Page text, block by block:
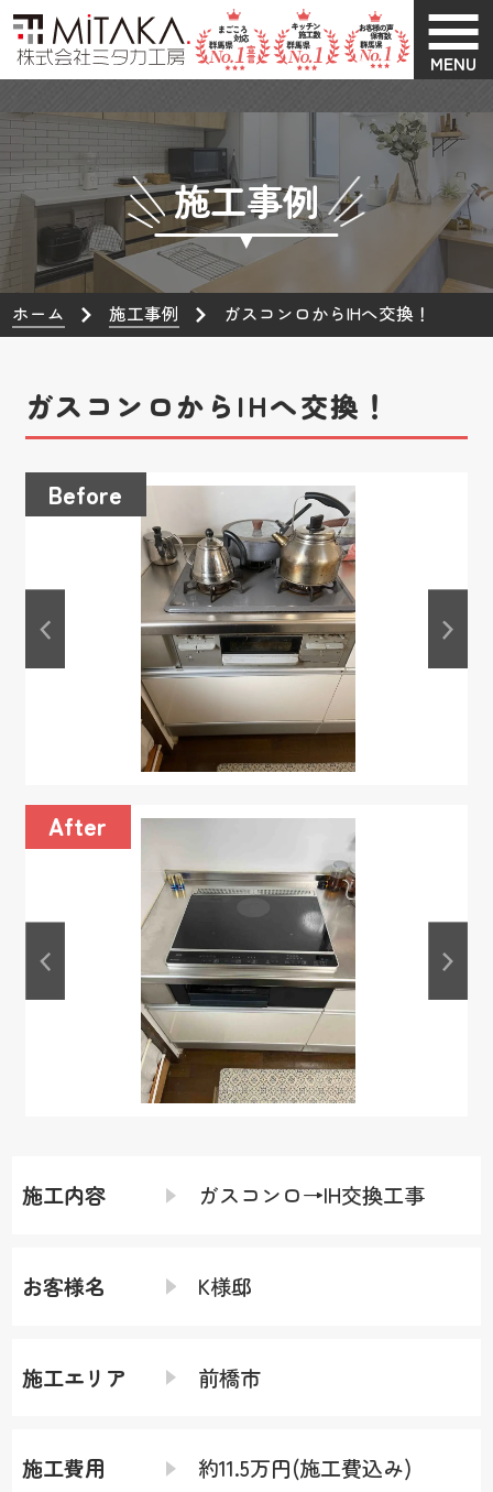
MENU
施工事例
ホーム 施工事例 ガスコンロからIHへ交換！
ガスコンロからIHへ交換！
施工内容 ガスコンロ→IH交換工事
お客様名 K様邸
施工エリア 前橋市
施工費用 約11.5万円(施工費込み)